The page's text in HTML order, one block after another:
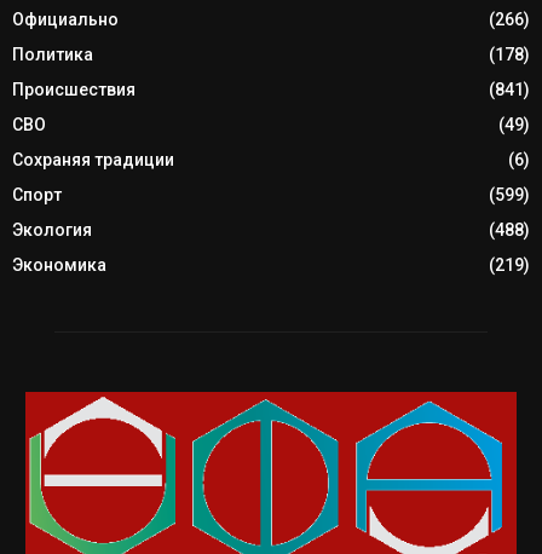
Официально
(266)
Политика
(178)
Происшествия
(841)
СВО
(49)
Сохраняя традиции
(6)
Спорт
(599)
Экология
(488)
Экономика
(219)